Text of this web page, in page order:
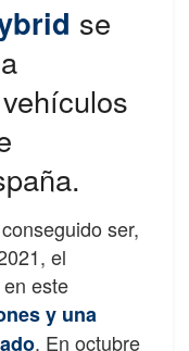
se
ser,
el
este
y una
. En octubre